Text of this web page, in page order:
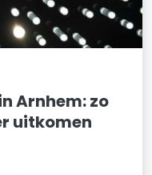
Arnhem: zo
uitkomen